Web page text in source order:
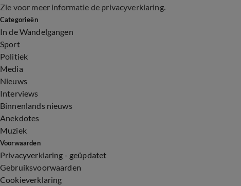
Zie voor meer informatie de privacyverklaring.
Categorieën
In de Wandelgangen
Sport
Politiek
Media
Nieuws
Interviews
Binnenlands nieuws
Anekdotes
Muziek
Voorwaarden
Privacyverklaring - geüpdatet
Gebruiksvoorwaarden
Cookieverklaring